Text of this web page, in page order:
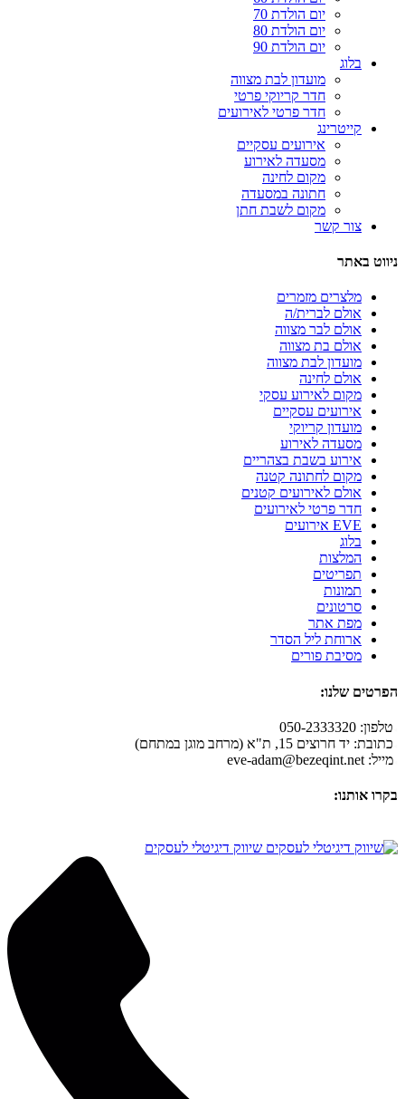
יום הולדת 70
יום הולדת 80
יום הולדת 90
בלוג
מועדון לבת מצווה
חדר קריוקי פרטי
חדר פרטי לאירועים
קייטרינג
אירועים עסקיים
מסעדה לאירוע
מקום לחינה
חתונה במסעדה
מקום לשבת חתן
צור קשר
ניווט באתר
מלצרים מזמרים
אולם לברית/ה
אולם לבר מצווה
אולם בת מצווה
מועדון לבת מצווה
אולם לחינה
מקום לאירוע עסקי
אירועים עסקיים
מועדון קריוקי
מסעדה לאירוע
אירוע בשבת בצהריים
מקום לחתונה קטנה
אולם לאירועים קטנים
חדר פרטי לאירועים
EVE אירועים
בלוג
המלצות
תפריטים
תמונות
סרטונים
מפת אתר
ארוחת ליל הסדר
מסיבת פורים
הפרטים שלנו:
טלפון: 050-2333320
כתובת: יד חרוצים 15, ת"א (מרחב מוגן במתחם)
מייל: eve-adam@bezeqint.net
בקרו אותנו:
שיווק דיגיטלי לעסקים